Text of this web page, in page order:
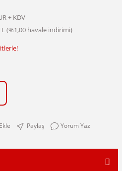
+ KDV
(%1,00 havale indirimi)
Paylaş Yorum Yaz